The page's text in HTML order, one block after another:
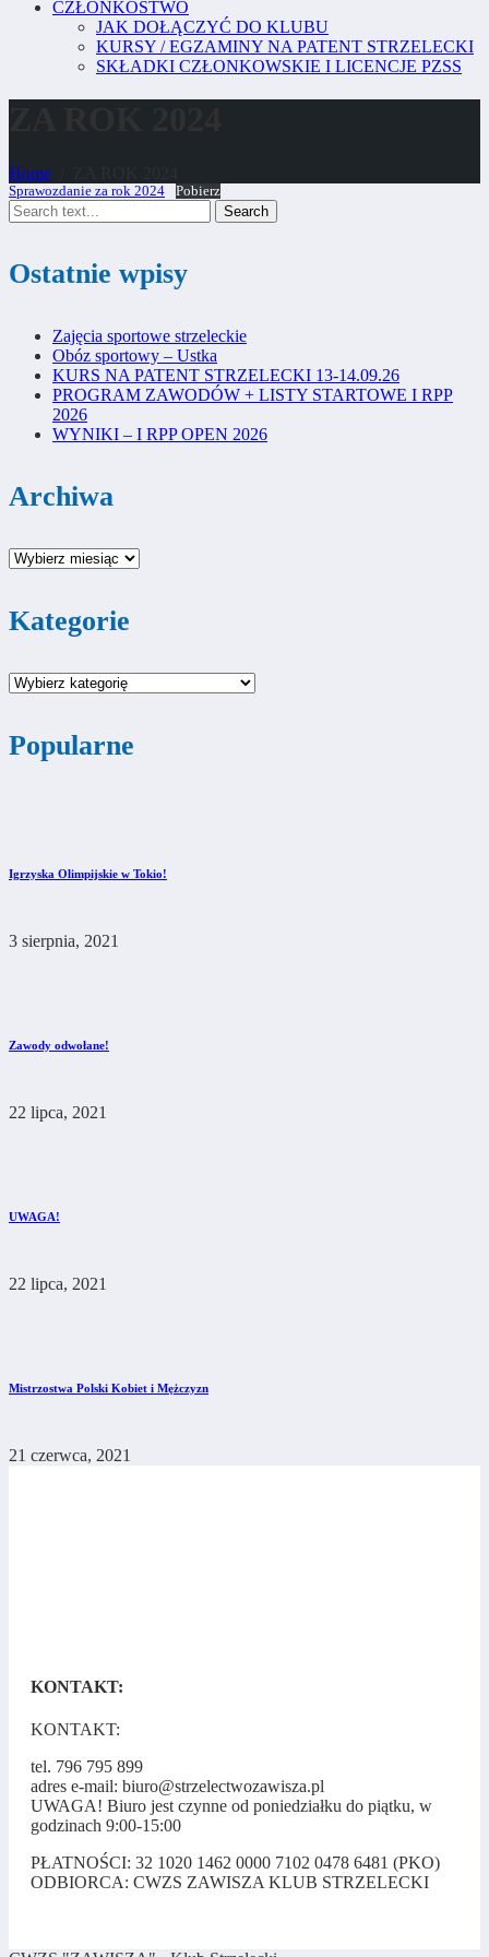
CZŁONKOSTWO
JAK DOŁĄCZYĆ DO KLUBU
KURSY / EGZAMINY NA PATENT STRZELECKI
SKŁADKI CZŁONKOWSKIE I LICENCJE PZSS
Home
Sprawozdanie za rok 2024 Pobierz
Search
Ostatnie wpisy
Zajęcia sportowe strzeleckie
Obóz sportowy – Ustka
KURS NA PATENT STRZELECKI 13-14.09.26
PROGRAM ZAWODÓW + LISTY STARTOWE I RPP
2026
WYNIKI – I RPP OPEN 2026
Archiwa
Archiwa
Kategorie
Kategorie
Popularne
Igrzyska Olimpijskie w Tokio!
3 sierpnia, 2021
Zawody odwołane!
22 lipca, 2021
UWAGA!
22 lipca, 2021
Mistrzostwa Polski Kobiet i Mężczyzn
21 czerwca, 2021
KONTAKT:
KONTAKT:
tel. 796 795 899
adres e-mail: biuro@strzelectwozawisza.pl
UWAGA! Biuro jest czynne od poniedziałku do piątku, w
godzinach 9:00-15:00
PŁATNOŚCI: 32 1020 1462 0000 7102 0478 6481 (PKO)
ODBIORCA: CWZS ZAWISZA KLUB STRZELECKI